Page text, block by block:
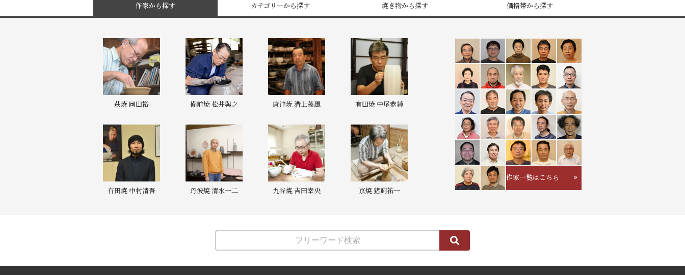
作家から探す カテゴリーから探す 焼き物から探す 価格帯から探す
萩焼 岡田裕 備前焼 松井與之 唐津焼 溝上藻風 有田焼 中尾恭純
有田焼 中村清吾 丹波焼 清水一二 九谷焼 吉田幸央 京焼 猪飼祐一
作家一覧はこちら